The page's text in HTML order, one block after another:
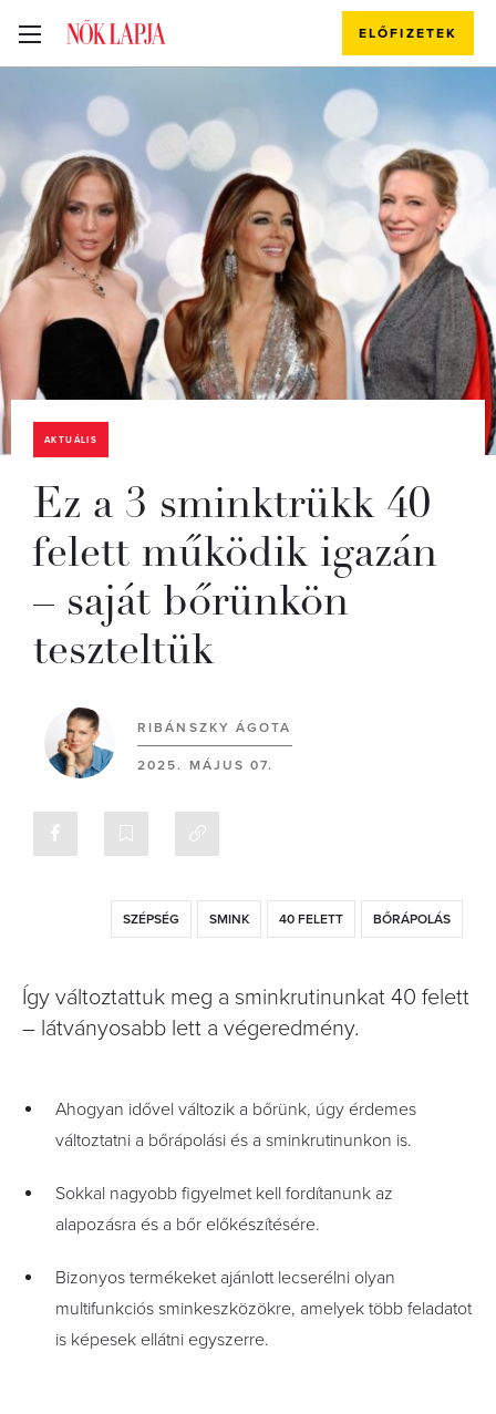
ELŐFIZETEK
AKTUÁLIS
Ez a 3 sminktrükk 40
felett működik igazán
– saját bőrünkön
teszteltük
RIBÁNSZKY ÁGOTA
2025. MÁJUS 07.
SZÉPSÉG SMINK 40 FELETT BŐRÁPOLÁS
Így változtattuk meg a sminkrutinunkat 40 felett
– látványosabb lett a végeredmény.
Ahogyan idővel változik a bőrünk, úgy érdemes
változtatni a bőrápolási és a sminkrutinunkon is.
Sokkal nagyobb figyelmet kell fordítanunk az
alapozásra és a bőr előkészítésére.
Bizonyos termékeket ajánlott lecserélni olyan
multifunkciós sminkeszközökre, amelyek több feladatot
is képesek ellátni egyszerre.